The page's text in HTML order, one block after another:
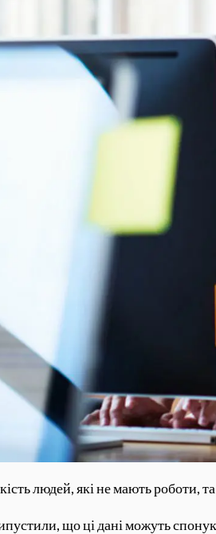
людей, які не мають роботи,
що ці дані можуть